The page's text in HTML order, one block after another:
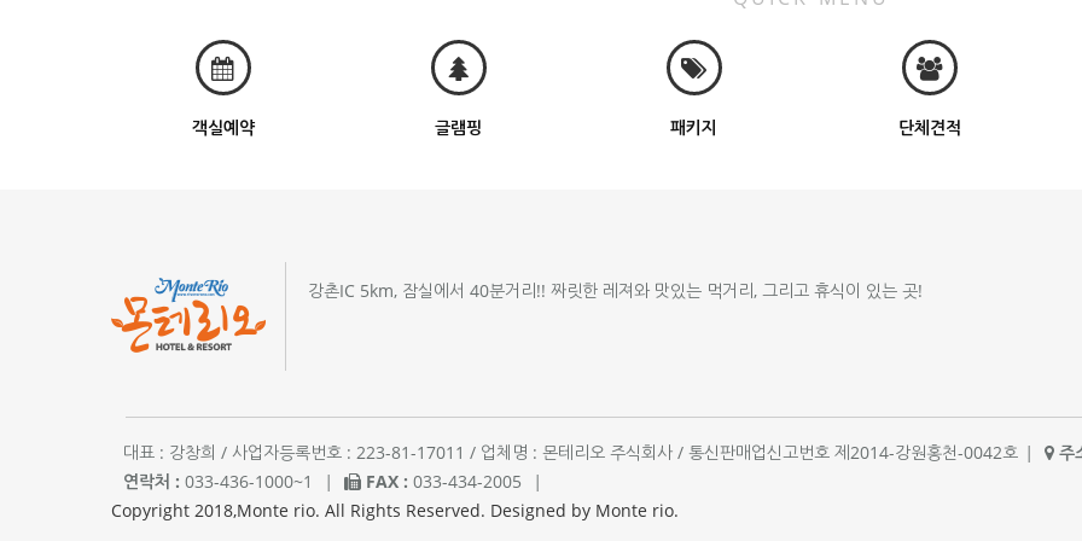
객실예약 글램핑 패키지 단체견적
강촌IC 5km, 잠실에서 40분거리!! 짜릿한 레져와 맛있는 먹거리, 그리고 휴식이 있는 곳!
대표 : 강창희 / 사업자등록번호 : 223-81-17011 / 업체명 : 몬테리오 주식회사 / 통신판매업신고번호 제2014-강원홍천-0042호 |
주
연락처 : 033-436-1000~1 | FAX : 033-434-2005
|
Copyright 2018,Monte rio. All Rights Reserved. Designed by Monte rio.